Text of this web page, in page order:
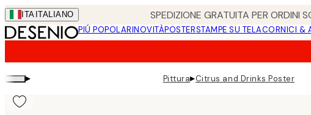
Skip
to
main
ITA ITALIANO SPEDIZIONE GRATUITA PER ORDINI
PIÚ POPOLARINOVITÀPOSTERSTAMPE SU TELACORNICI &
▸ Pittura▸Citrus and Drinks Poster